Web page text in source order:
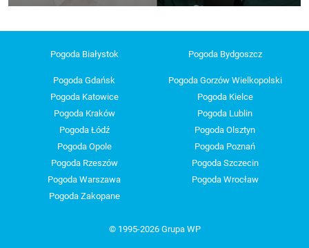
Pogoda Białystok Pogoda Bydgoszcz
Pogoda Gdańsk
Pogoda Gorzów Wielkopolski
Pogoda Katowice
Pogoda Kielce
Pogoda Kraków
Pogoda Lublin
Pogoda Łódź
Pogoda Olsztyn
Pogoda Opole
Pogoda Poznań
Pogoda Rzeszów
Pogoda Szczecin
Pogoda Warszawa
Pogoda Wrocław
Pogoda Zakopane
© 1995-2026 Grupa WP